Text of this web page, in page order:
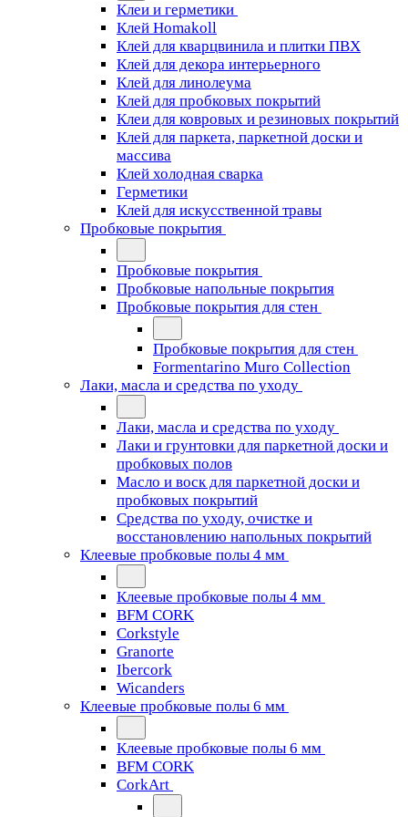
Клеи и герметики
Клей Homakoll
Клей для кварцвинила и плитки ПВХ
Клей для декора интерьерного
Клей для линолеума
Клей для пробковых покрытий
Клеи для ковровых и резиновых покрытий
Клей для паркета, паркетной доски и
массива
Клей холодная сварка
Герметики
Клей для искусственной травы
Пробковые покрытия
Пробковые покрытия
Пробковые напольные покрытия
Пробковые покрытия для стен
Пробковые покрытия для стен
Formentarino Muro Collection
Лаки, масла и средства по уходу
Лаки, масла и средства по уходу
Лаки и грунтовки для паркетной доски и
пробковых полов
Масло и воск для паркетной доски и
пробковых покрытий
Средства по уходу, очистке и
восстановлению напольных покрытий
Клеевые пробковые полы 4 мм
Клеевые пробковые полы 4 мм
BFM CORK
Corkstyle
Granorte
Ibercork
Wicanders
Клеевые пробковые полы 6 мм
Клеевые пробковые полы 6 мм
BFM CORK
CorkArt